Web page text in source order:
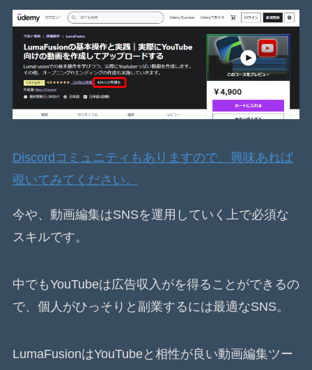
Discordコミュニティもありますので、興味あれば
覗いてみてください。
今や、動画編集はSNSを運用していく上で必須な
スキルです。
中でもYouTubeは広告収入がを得ることができるの
で、個人がひっそりと副業するには最適なSNS。
LumaFusionはYouTubeと相性が良い動画編集ツー